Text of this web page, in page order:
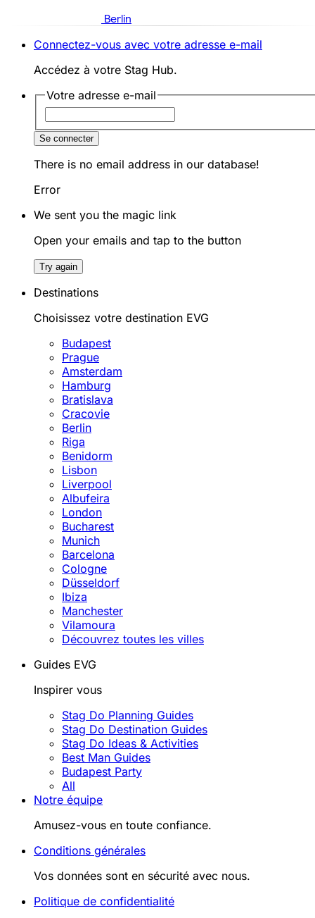
Berlin
Connectez-vous avec votre adresse e-mail
Accédez à votre Stag Hub.
Votre adresse e-mail
Se connecter
There is no email address in our database!
Error
We sent you the magic link
Open your emails and tap to the button
Try again
Destinations
Choisissez votre destination EVG
Budapest
Prague
Amsterdam
Hamburg
Bratislava
Cracovie
Berlin
Riga
Benidorm
Lisbon
Liverpool
Albufeira
London
Bucharest
Munich
Barcelona
Cologne
Düsseldorf
Ibiza
Manchester
Vilamoura
Découvrez toutes les villes
Guides EVG
Inspirer vous
Stag Do Planning Guides
Stag Do Destination Guides
Stag Do Ideas & Activities
Best Man Guides
Budapest Party
All
Notre équipe
Amusez-vous en toute confiance.
Conditions générales
Vos données sont en sécurité avec nous.
Politique de confidentialité